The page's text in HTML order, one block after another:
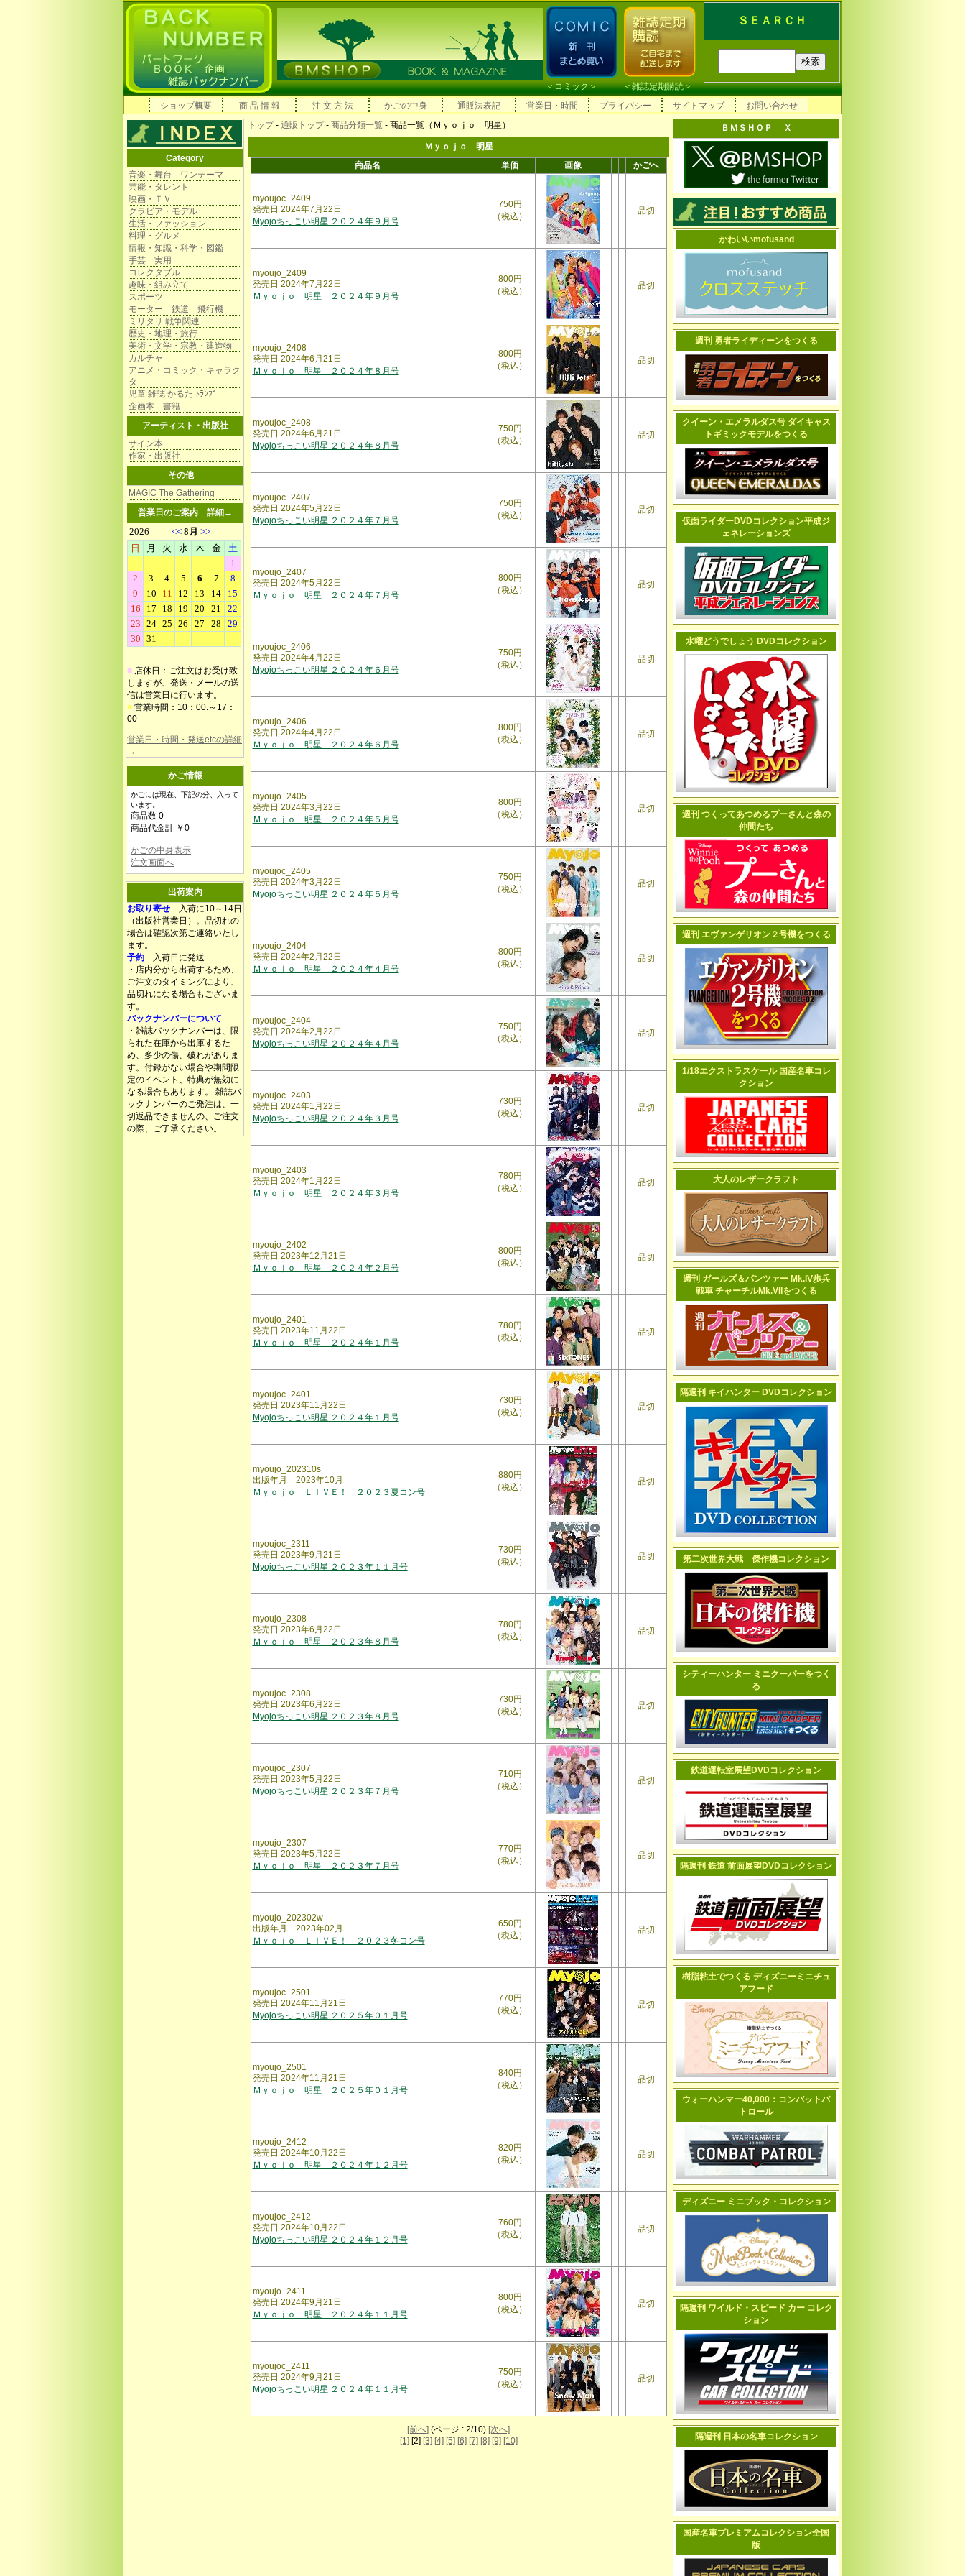
ＳＥＡＲＣＨ
＜コミック＞ ＜雑誌定期購読＞
ショップ概要
商 品 情 報 注 文 方 法 かごの中身 通販法表記 営業日・時間 プライバシー サイトマップ お問い合わせ
Category
音楽・舞台 ワンテーマ
芸能・タレント
映画・ＴＶ
グラビア・モデル
生活・ファッション
料理・グルメ
情報・知識・科学・図鑑
手芸 実用
コレクタブル
趣味・組み立て
スポーツ
モーター 鉄道 飛行機
ミリタリ 戦争関連
歴史・地理・旅行
美術・文学・宗教・建造物
カルチャ
アニメ・コミック・キャラク
タ
児童 雑誌 かるた ﾄﾗﾝﾌﾟ
企画本 書籍
アーティスト・出版社
サイン本
作家・出版社
その他
MAGIC The Gathering
営業日のご案内 詳細→
■ 店休日：ご注文はお受け致
しますが、発送・メールの送
信は営業日に行います。
■ 営業時間：10：00.～17：
00
営業日・時間・発送etcの詳細
→
かご情報
かごには現在、下記の分、入って
います。
商品数 0
商品代金計 ￥0
かごの中身表示
注文画面へ
出荷案内
お取り寄せ 入荷に10～14日
（出版社営業日）。品切れの
場合は確認次第ご連絡いたし
ます。
予約 入荷日に発送
・店内分から出荷するため、
ご注文のタイミングにより、
品切れになる場合もございま
す。
バックナンバーについて
・雑誌バックナンバーは、限
られた在庫から出庫するた
め、多少の傷、破れがありま
す。付録がない場合や期間限
定のイベント、特典が無効に
なる場合もあります。 雑誌バ
ックナンバーのご発注は、一
切返品できませんの、ご注文
の際、ご了承ください。
トップ- 通販トップ- 商品分類一覧 - 商品一覧（Ｍｙｏｊｏ 明星）
Ｍｙｏｊｏ 明星
商品名
単価 画像 かごへ
myoujoc_2409
発売日 2024年7月22日
Myojoちっこい明星 ２０２４年９月号
750円
（税込）
品切
myoujo_2409
発売日 2024年7月22日
Ｍｙｏｊｏ 明星 ２０２４年９月号
800円
（税込）
品切
myoujo_2408
発売日 2024年6月21日
Ｍｙｏｊｏ 明星 ２０２４年８月号
800円
（税込）
品切
myoujoc_2408
発売日 2024年6月21日
Myojoちっこい明星 ２０２４年８月号
750円
（税込）
品切
myoujoc_2407
発売日 2024年5月22日
Myojoちっこい明星 ２０２４年７月号
750円
（税込）
品切
myoujo_2407
発売日 2024年5月22日
Ｍｙｏｊｏ 明星 ２０２４年７月号
800円
（税込）
品切
myoujoc_2406
発売日 2024年4月22日
Myojoちっこい明星 ２０２４年６月号
750円
（税込）
品切
myoujo_2406
発売日 2024年4月22日
Ｍｙｏｊｏ 明星 ２０２４年６月号
800円
（税込）
品切
myoujo_2405
発売日 2024年3月22日
Ｍｙｏｊｏ 明星 ２０２４年５月号
800円
（税込）
品切
myoujoc_2405
発売日 2024年3月22日
Myojoちっこい明星 ２０２４年５月号
750円
（税込）
品切
myoujo_2404
発売日 2024年2月22日
Ｍｙｏｊｏ 明星 ２０２４年４月号
800円
（税込）
品切
myoujoc_2404
発売日 2024年2月22日
Myojoちっこい明星 ２０２４年４月号
750円
（税込）
品切
myoujoc_2403
発売日 2024年1月22日
Myojoちっこい明星 ２０２４年３月号
730円
（税込）
品切
myoujo_2403
発売日 2024年1月22日
Ｍｙｏｊｏ 明星 ２０２４年３月号
780円
（税込）
品切
myoujo_2402
発売日 2023年12月21日
Ｍｙｏｊｏ 明星 ２０２４年２月号
800円
（税込）
品切
myoujo_2401
発売日 2023年11月22日
Ｍｙｏｊｏ 明星 ２０２４年１月号
780円
（税込）
品切
myoujoc_2401
発売日 2023年11月22日
Myojoちっこい明星 ２０２４年１月号
730円
（税込）
品切
myoujo_202310s
出版年月 2023年10月
Ｍｙｏｊｏ ＬＩＶＥ！ ２０２３夏コン号
880円
（税込）
品切
myoujoc_2311
発売日 2023年9月21日
Myojoちっこい明星 ２０２３年１１月号
730円
（税込）
品切
myoujo_2308
発売日 2023年6月22日
Ｍｙｏｊｏ 明星 ２０２３年８月号
780円
（税込）
品切
myoujoc_2308
発売日 2023年6月22日
Myojoちっこい明星 ２０２３年８月号
730円
（税込）
品切
myoujoc_2307
発売日 2023年5月22日
Myojoちっこい明星 ２０２３年７月号
710円
（税込）
品切
myoujo_2307
発売日 2023年5月22日
Ｍｙｏｊｏ 明星 ２０２３年７月号
770円
（税込）
品切
myoujo_202302w
出版年月 2023年02月
Ｍｙｏｊｏ ＬＩＶＥ！ ２０２３冬コン号
650円
（税込）
品切
myoujoc_2501
発売日 2024年11月21日
Myojoちっこい明星 ２０２５年０１月号
770円
（税込）
品切
myoujo_2501
発売日 2024年11月21日
Ｍｙｏｊｏ 明星 ２０２５年０１月号
840円
（税込）
品切
myoujo_2412
発売日 2024年10月22日
Ｍｙｏｊｏ 明星 ２０２４年１２月号
820円
（税込）
品切
myoujoc_2412
発売日 2024年10月22日
Myojoちっこい明星 ２０２４年１２月号
760円
（税込）
品切
myoujo_2411
発売日 2024年9月21日
Ｍｙｏｊｏ 明星 ２０２４年１１月号
800円
（税込）
品切
myoujoc_2411
発売日 2024年9月21日
Myojoちっこい明星 ２０２４年１１月号
750円
（税込）
品切
[前へ] (ページ : 2/10) [次へ]
[1] [2] [3] [4] [5] [6] [7] [8] [9] [10]
ＢＭＳＨＯＰ Ｘ
かわいいmofusand
週刊 勇者ライディーンをつくる
クイーン・エメラルダス号 ダイキャス
トギミックモデルをつくる
仮面ライダーDVDコレクション平成ジ
ェネレーションズ
水曜どうでしょう DVDコレクション
週刊 つくってあつめるプーさんと森の
仲間たち
週刊 エヴァンゲリオン２号機をつくる
1/18エクストラスケール 国産名車コレ
クション
大人のレザークラフト
週刊 ガールズ＆パンツァー Mk.IV歩兵
戦車 チャーチルMk.VIIをつくる
隔週刊 キイハンター DVDコレクション
第二次世界大戦 傑作機コレクション
シティーハンター ミニクーパーをつく
る
鉄道運転室展望DVDコレクション
隔週刊 鉄道 前面展望DVDコレクション
樹脂粘土でつくる ディズニーミニチュ
アフード
ウォーハンマー40,000：コンバットパ
トロール
ディズニー ミニブック・コレクション
隔週刊 ワイルド・スピード カー コレク
ション
隔週刊 日本の名車コレクション
国産名車プレミアムコレクション全国
版